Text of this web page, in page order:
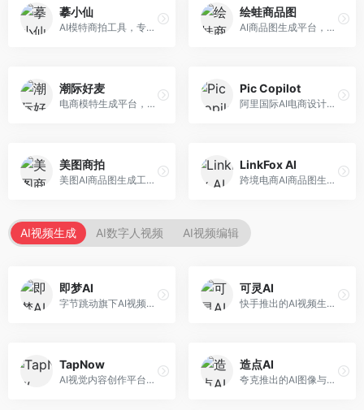
摹小仙
AI模特商拍工具，专注于服装电商。面向服装电商卖家，提供虚拟模特试穿、商品展示图生成等服务，模特形象多样，拍摄成本低。
绘蛙商品图
AI商品图生成平台，支持模特换装和场景生成。面向电商卖家，提供商品上身效果展示、场景化商品图生成等服务，电商营销效果显著。
潮际好麦
电商模特生成平台，支持AI虚拟模特创作。面向服装和配饰电商，提供模特试穿、商品展示、营销素材生成等服务，模特形象可定制。
Pic Copilot
阿里国际AI电商设计工具，专注于跨境电商。面向跨境电商卖家，提供商品图优化、营销海报生成、多语言适配等服务，海外市场适配性强。
美图商拍
美图AI商品图生成工具，整合美图生态。面向电商卖家，提供商品图美化、模特替换、场景生成等服务，移动端操作便捷。
LinkFox AI
跨境电商AI商品图生成工具。面向跨境电商卖家，支持多语言商品图生成、模特替换、场景优化等服务，适配海外电商平台需求。
AI视频生成 AI数字人视频 AI视频编辑
即梦AI
字节跳动旗下AI视频创作平台，支持多模态内容生成。面向内容创作者和营销人员，提供文生视频、图生视频、智能剪辑等功能，中文理解能力强，创作效率高。
可灵AI
快手推出的AI视频生成平台，支持文生视频和图生视频，可生成长达2分钟的高质量视频内容。面向短视频创作者和营销人员，操作简便，生成效果逼真，适合商业推广和创意表达。
TapNow
AI视觉内容创作平台，整合图像与视频生成能力。面向内容创作者，提供文生图、文生视频、智能编辑等服务，创作工具丰富，一站式体验便捷。
造点AI
夸克推出的AI图像与视频创作平台。面向普通用户和内容创作者，提供文生图、文生视频等功能，操作简便，与夸克生态深度整合。